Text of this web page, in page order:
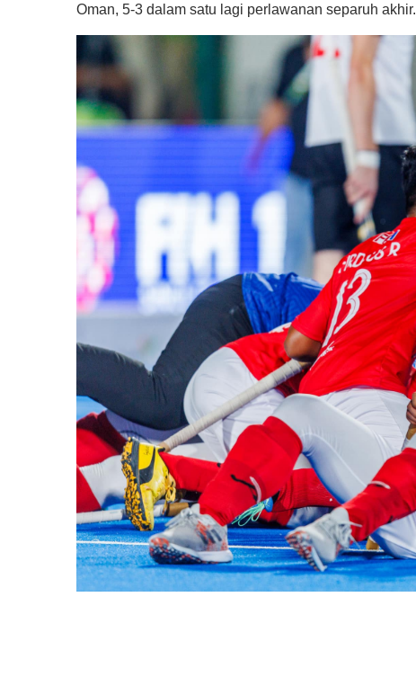
Oman, 5-3 dalam satu lagi perlawanan separuh akhir.